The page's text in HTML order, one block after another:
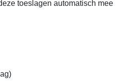
toeslagen automatisch mee